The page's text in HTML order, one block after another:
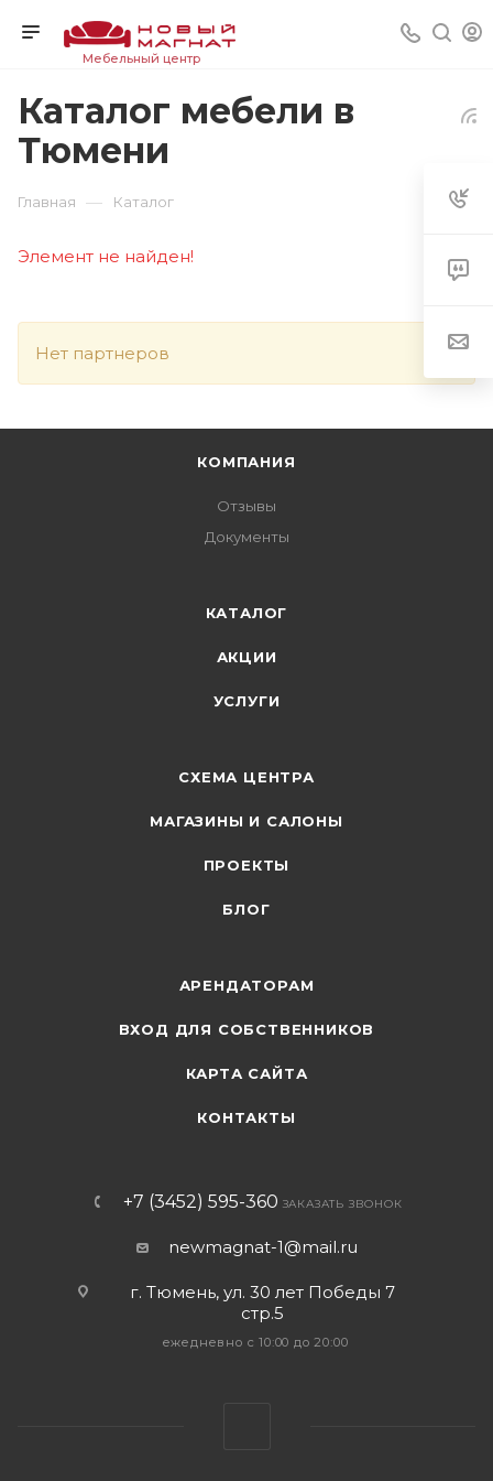
Мебельный центр
Каталог мебели в
Тюмени
Главная — Каталог
Элемент не найден!
Нет партнеров
КОМПАНИЯ
Отзывы
Документы
КАТАЛОГ
АКЦИИ
УСЛУГИ
СХЕМА ЦЕНТРА
МАГАЗИНЫ И САЛОНЫ
ПРОЕКТЫ
БЛОГ
АРЕНДАТОРАМ
ВХОД ДЛЯ СОБСТВЕННИКОВ
КАРТА САЙТА
КОНТАКТЫ
+7 (3452) 595-360 ЗАКАЗАТЬ ЗВОНОК
newmagnat-1@mail.ru
г. Тюмень, ул. 30 лет Победы 7
стр.5
ежедневно с 10:00 до 20:00